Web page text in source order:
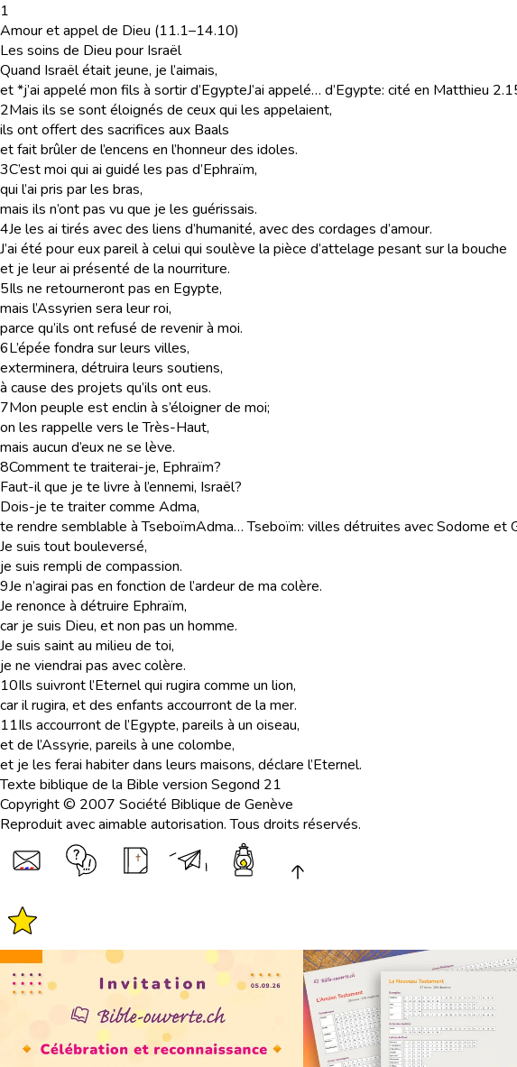
1
Amour et appel de Dieu (11.1–14.10)
Les soins de Dieu pour Israël
Quand Israël était jeune, je l’aimais,
et *j’ai appelé mon fils à sortir d’EgypteJ’ai appelé… d’Egypte: cité en Matthieu
2Mais ils se sont éloignés de ceux qui les appelaient,
ils ont offert des sacrifices aux Baals
et fait brûler de l’encens en l’honneur des idoles.
3C’est moi qui ai guidé les pas d’Ephraïm,
qui l’ai pris par les bras,
mais ils n’ont pas vu que je les guérissais.
4Je les ai tirés avec des liens d’humanité, avec des cordages d’amour.
J’ai été pour eux pareil à celui qui soulève la pièce d’attelage pesant sur la bouche
et je leur ai présenté de la nourriture.
5Ils ne retourneront pas en Egypte,
mais l’Assyrien sera leur roi,
parce qu’ils ont refusé de revenir à moi.
6L’épée fondra sur leurs villes,
exterminera, détruira leurs soutiens,
à cause des projets qu’ils ont eus.
7Mon peuple est enclin à s’éloigner de moi;
on les rappelle vers le Très-Haut,
mais aucun d’eux ne se lève.
8Comment te traiterai-je, Ephraïm?
Faut-il que je te livre à l’ennemi, Israël?
Dois-je te traiter comme Adma,
te rendre semblable à TseboïmAdma… Tseboïm: villes détruites avec Sodome et
Je suis tout bouleversé,
je suis rempli de compassion.
9Je n’agirai pas en fonction de l’ardeur de ma colère.
Je renonce à détruire Ephraïm,
car je suis Dieu, et non pas un homme.
Je suis saint au milieu de toi,
je ne viendrai pas avec colère.
10Ils suivront l’Eternel qui rugira comme un lion,
car il rugira, et des enfants accourront de la mer.
11Ils accourront de l’Egypte, pareils à un oiseau,
et de l’Assyrie, pareils à une colombe,
et je les ferai habiter dans leurs maisons, déclare l’Eternel.
Texte biblique de la Bible version Segond 21
Copyright © 2007 Société Biblique de Genève
Reproduit avec aimable autorisation. Tous droits réservés.